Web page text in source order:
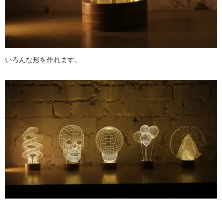
いろんな形を作れます。